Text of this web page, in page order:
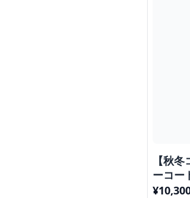
【秋
ーコー
ー ラ
¥